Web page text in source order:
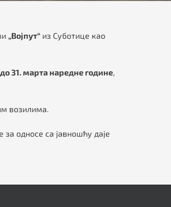
„Војпут“ из Суботице као
31. марта наредне године,
возилима.
за односе са јавношћу даје